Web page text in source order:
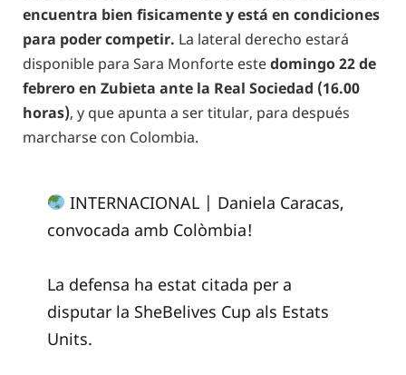
encuentra bien fisicamente y está en condiciones
para poder competir. La lateral derecho estará
disponible para Sara Monforte estedomingo 22 de
febrero en Zubieta ante la Real Sociedad (16.00
horas), y que apunta a ser titular, para después
marcharse con Colombia.
INTERNACIONAL | Daniela Caracas,
convocada amb Colòmbia!
La defensa ha estat citada per a
disputar la SheBelives Cup als Estats
Units.